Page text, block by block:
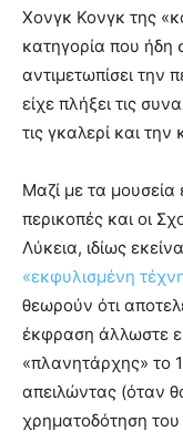
Χονγκ Κονγκ της
κατηγορία που ήδη
αντιμετωπίσει την
είχε πλήξει τις
τις γκαλερί και
Μαζί με τα μουσεία
περικοπές και οι
Λύκεια, ιδίως
«εκφυλισμένη
θεωρούν ότι
έκφραση άλλωστε
«πλανητάρχης» το
απειλώντας (όταν
χρηματοδότηση